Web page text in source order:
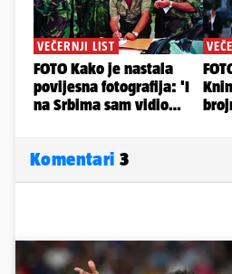
Komentari 3